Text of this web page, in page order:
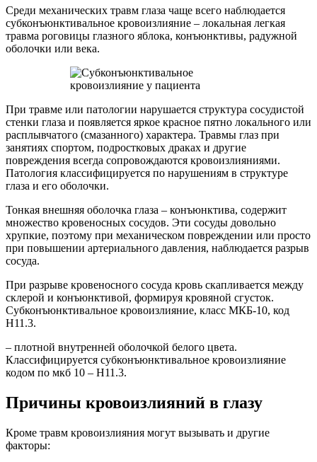
Среди механических травм глаза чаще всего наблюдается
субконъюнктивальное кровоизлияние – локальная легкая
травма роговицы глазного яблока, конъюнктивы, радужной
оболочки или века.
При травме или патологии нарушается структура сосудистой
стенки глаза и появляется яркое красное пятно локального или
расплывчатого (смазанного) характера. Травмы глаз при
занятиях спортом, подростковых драках и другие
повреждения всегда сопровождаются кровоизлияниями.
Патология классифицируется по нарушениям в структуре
глаза и его оболочки.
Тонкая внешняя оболочка глаза – конъюнктива, содержит
множество кровеносных сосудов. Эти сосуды довольно
хрупкие, поэтому при механическом повреждении или просто
при повышении артериального давления, наблюдается разрыв
сосуда.
При разрыве кровеносного сосуда кровь скапливается между
склерой и конъюнктивой, формируя кровяной сгусток.
Субконъюнктивальное кровоизлияние, класс МКБ-10, код
Н11.3.
– плотной внутренней оболочкой белого цвета.
Классифицируется субконъюнктивальное кровоизлияние
кодом по мкб 10 – Н11.3.
Причины кровоизлияний в глазу
Кроме травм кровоизлияния могут вызывать и другие
факторы: